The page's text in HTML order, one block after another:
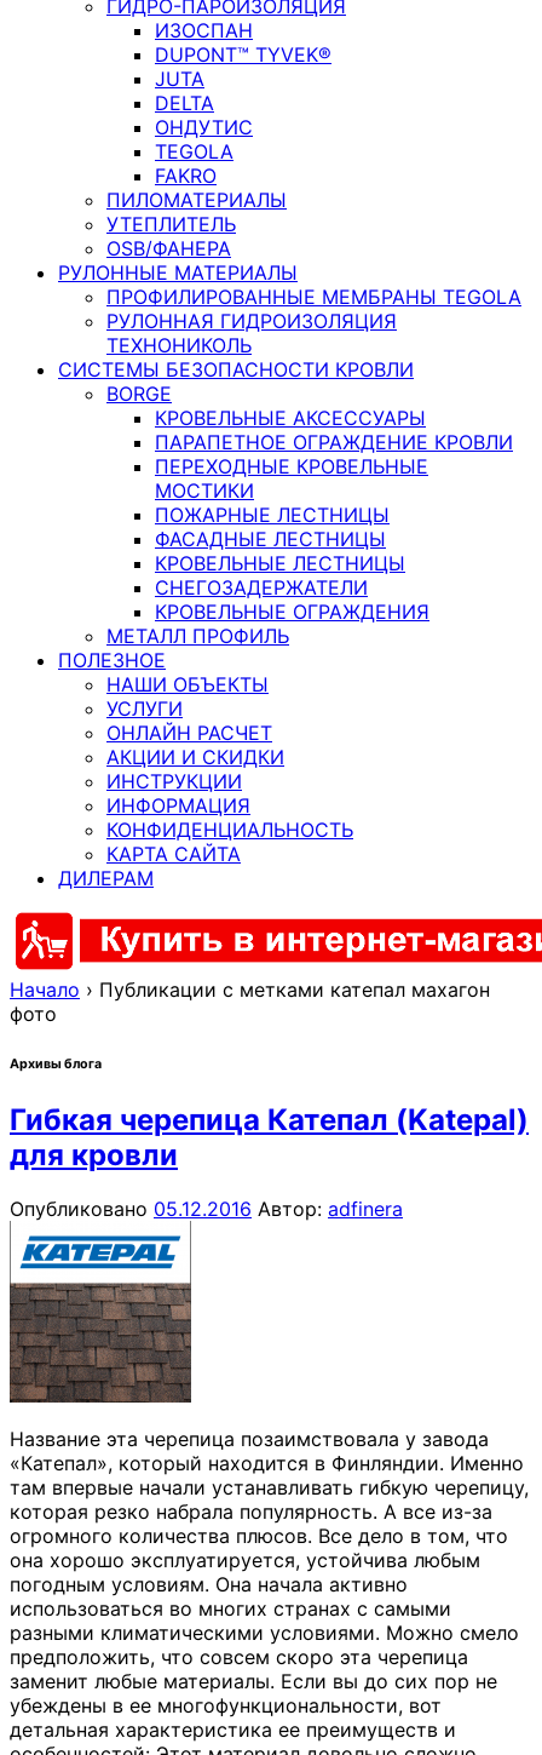
ГИДРО-ПАРОИЗОЛЯЦИЯ
ИЗОСПАН
DUPONT™ TYVEK®
JUTA
DELTA
ОНДУТИС
TEGOLA
FAKRO
ПИЛОМАТЕРИАЛЫ
УТЕПЛИТЕЛЬ
OSB/ФАНЕРА
РУЛОННЫЕ МАТЕРИАЛЫ
ПРОФИЛИРОВАННЫЕ МЕМБРАНЫ TEGOLA
РУЛОННАЯ ГИДРОИЗОЛЯЦИЯ
ТЕХНОНИКОЛЬ
СИСТЕМЫ БЕЗОПАСНОСТИ КРОВЛИ
BORGE
КРОВЕЛЬНЫЕ АКСЕССУАРЫ
ПАРАПЕТНОЕ ОГРАЖДЕНИЕ КРОВЛИ
ПЕРЕХОДНЫЕ КРОВЕЛЬНЫЕ
МОСТИКИ
ПОЖАРНЫЕ ЛЕСТНИЦЫ
ФАСАДНЫЕ ЛЕСТНИЦЫ
КРОВЕЛЬНЫЕ ЛЕСТНИЦЫ
СНЕГОЗАДЕРЖАТЕЛИ
КРОВЕЛЬНЫЕ ОГРАЖДЕНИЯ
МЕТАЛЛ ПРОФИЛЬ
ПОЛЕЗНОЕ
НАШИ ОБЪЕКТЫ
УСЛУГИ
ОНЛАЙН РАСЧЕТ
АКЦИИ И СКИДКИ
ИНСТРУКЦИИ
ИНФОРМАЦИЯ
КОНФИДЕНЦИАЛЬНОСТЬ
КАРТА САЙТА
ДИЛЕРАМ
Начало › Публикации с метками катепал махагон
фото
Архивы блога
Гибкая черепица Катепал (Katepal)
для кровли
Опубликовано 05.12.2016 Автор: adfinera
Название эта черепица позаимствовала у завода
«Катепал», который находится в Финляндии. Именно
там впервые начали устанавливать гибкую черепицу,
которая резко набрала популярность. А все из-за
огромного количества плюсов. Все дело в том, что
она хорошо эксплуатируется, устойчива любым
погодным условиям. Она начала активно
использоваться во многих странах с самыми
разными климатическими условиями. Можно смело
предположить, что совсем скоро эта черепица
заменит любые материалы. Если вы до сих пор не
убеждены в ее многофункциональности, вот
детальная характеристика ее преимуществ и